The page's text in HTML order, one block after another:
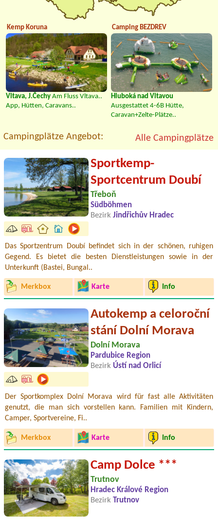
Kemp Koruna
Vltava, J.Čechy Am Fluss Vltava..
App, Hütten, Caravans..
Camping BEZDREV
Hluboká nad Vltavou
Ausgestattet 4-6B Hütte,
Caravan+Zelte-Plätze..
Campingplätze Angebot: Alle Campingplätze
Sportkemp-
Sportcentrum Doubí
Třeboň
Südböhmen
Bezirk Jindřichův Hradec
Das Sportzentrum Doubí befindet sich in der schönen, ruhigen
Gegend. Es bietet die besten Dienstleistungen sowie in der
Unterkunft (Bastei, Bungal..
Merkbox Karte Info
Autokemp a celoroční
stání Dolní Morava
Dolní Morava
Pardubice Region
Bezirk Ústí nad Orlicí
Der Sportkomplex Dolní Morava wird für fast alle Aktivitäten
genutzt, die man sich vorstellen kann. Familien mit Kindern,
Camper, Sportvereine, Fi..
Merkbox Karte Info
Camp Dolce ***
Trutnov
Hradec Králové Region
Bezirk
Trutnov